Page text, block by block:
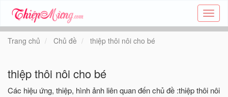
Tạo
thiệp
online
đề
Trang chủ Chủ đề thiệp thôi nôi cho bé
thiệp thôi nôi cho bé
Các hiệu ứng, thiệp, hình ảnh liên quan đến chủ đề :thiệp thôi nôi